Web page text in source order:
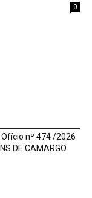
0
nº 474 /2026
DE CAMARGO